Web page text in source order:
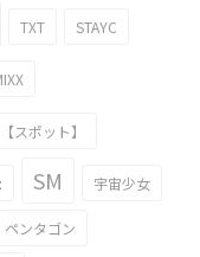
TXT STAYC
【スポット】
SM 宇宙少女
ペンタゴン